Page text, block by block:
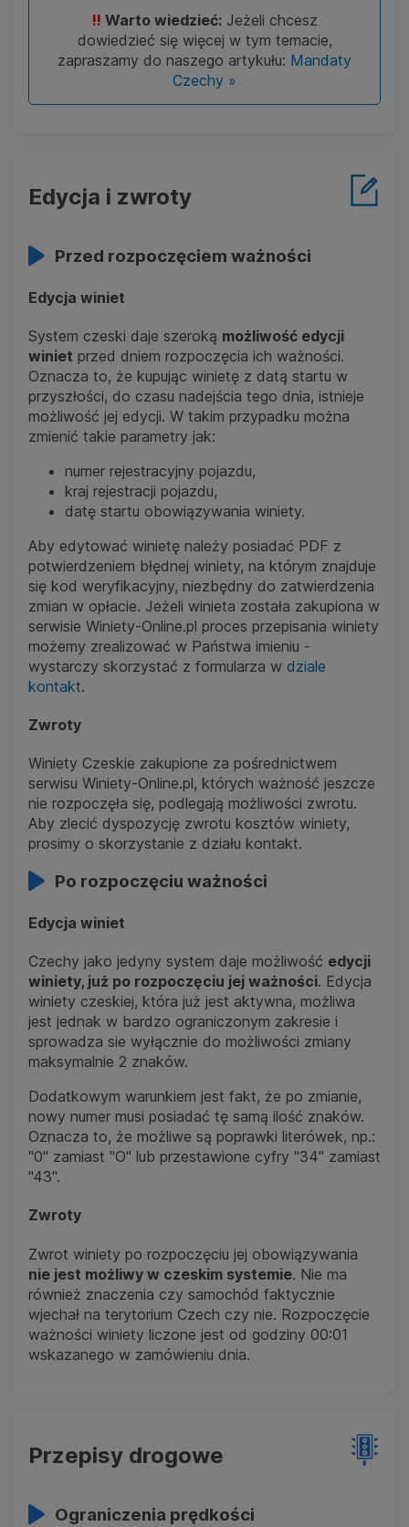
!! Warto wiedzieć:Jeżeli chcesz
dowiedzieć się więcej w tym temacie,
zapraszamy do naszego artykułu: Mandaty
Czechy »
Edycja i zwroty
Przed rozpoczęciem ważności
Edycja winiet
System czeski daje szeroką możliwość edycji
winiet przed dniem rozpoczęcia ich ważności.
Oznacza to, że kupując winietę z datą startu w
przyszłości, do czasu nadejścia tego dnia, istnieje
możliwość jej edycji. W takim przypadku można
zmienić takie parametry jak:
numer rejestracyjny pojazdu,
kraj rejestracji pojazdu,
datę startu obowiązywania winiety.
Aby edytować winietę należy posiadać PDF z
potwierdzeniem błędnej winiety, na którym znajduje
się kod weryfikacyjny, niezbędny do zatwierdzenia
zmian w opłacie. Jeżeli winieta została zakupiona w
serwisie Winiety-Online.pl proces przepisania winiety
możemy zrealizować w Państwa imieniu -
wystarczy skorzystać z formularza w dziale
kontakt.
Zwroty
Winiety Czeskie zakupione za pośrednictwem
serwisu Winiety-Online.pl, których ważność jeszcze
nie rozpoczęła się, podlegają możliwości zwrotu.
Aby zlecić dyspozycję zwrotu kosztów winiety,
prosimy o skorzystanie z działu kontakt.
Po rozpoczęciu ważności
Edycja winiet
Czechy jako jedyny system daje możliwość edycji
winiety, już po rozpoczęciu jej ważności. Edycja
winiety czeskiej, która już jest aktywna, możliwa
jest jednak w bardzo ograniczonym zakresie i
sprowadza sie wyłącznie do możliwości zmiany
maksymalnie 2 znaków.
Dodatkowym warunkiem jest fakt, że po zmianie,
nowy numer musi posiadać tę samą ilość znaków.
Oznacza to, że możliwe są poprawki literówek, np.:
"0" zamiast "O" lub przestawione cyfry "34" zamiast
"43".
Zwroty
Zwrot winiety po rozpoczęciu jej obowiązywania
nie jest możliwy w czeskim systemie. Nie ma
również znaczenia czy samochód faktycznie
wjechał na terytorium Czech czy nie. Rozpoczęcie
ważności winiety liczone jest od godziny 00:01
wskazanego w zamówieniu dnia.
Przepisy drogowe
Ograniczenia prędkości